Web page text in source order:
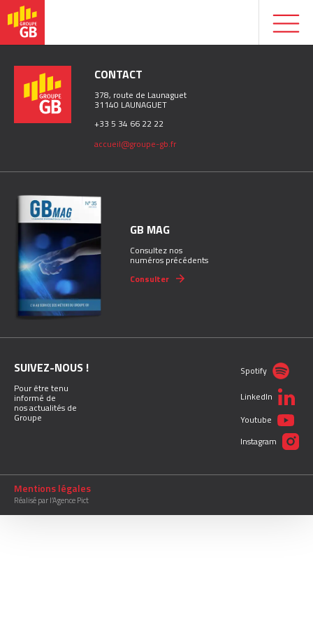
CONTACT
378, route de Launaguet
31140 LAUNAGUET
+33 5 34 66 22 22
accueil@groupe-gb.fr
GB MAG
Consultez nos
numéros précédents
Consulter
SUIVEZ-NOUS !
Pour être tenu
informé de
nos actualités de
Groupe
Spotify
LinkedIn
Youtube
Instagram
Mentions légales
Réalisé par l’Agence Pict